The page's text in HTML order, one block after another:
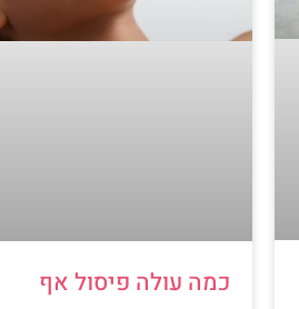
כמה עולה פיסול אף